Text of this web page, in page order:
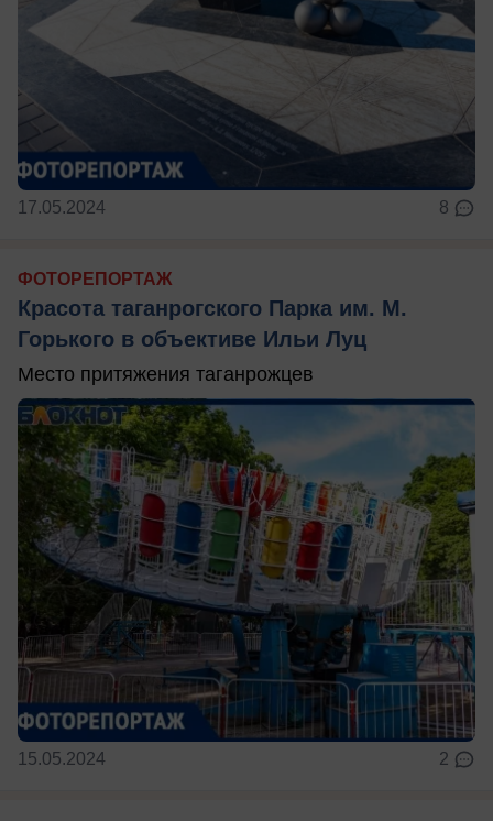
17.05.2024 8
ФОТОРЕПОРТАЖ
Красота таганрогского Парка им. М.
Горького в объективе Ильи Луц
Место притяжения таганрожцев
15.05.2024 2